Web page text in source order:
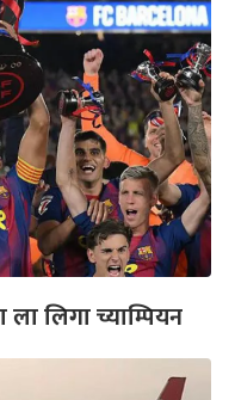
ला लिगा च्याम्पियन